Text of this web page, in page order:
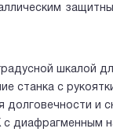
шкалой
станка с
долговечности и
диафрагменным